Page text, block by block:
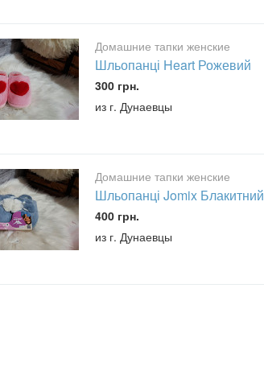
Домашние тапки женские
Шльопанці Heart Рожевий
300 грн.
из г. Дунаевцы
Домашние тапки женские
Шльопанці Jomix Блакитний
400 грн.
из г. Дунаевцы